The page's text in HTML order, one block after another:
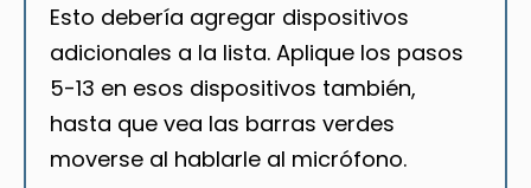
Esto debería agregar dispositivos
adicionales a la lista. Aplique los pasos
5-13 en esos dispositivos también,
hasta que vea las barras verdes
moverse al hablarle al micrófono.